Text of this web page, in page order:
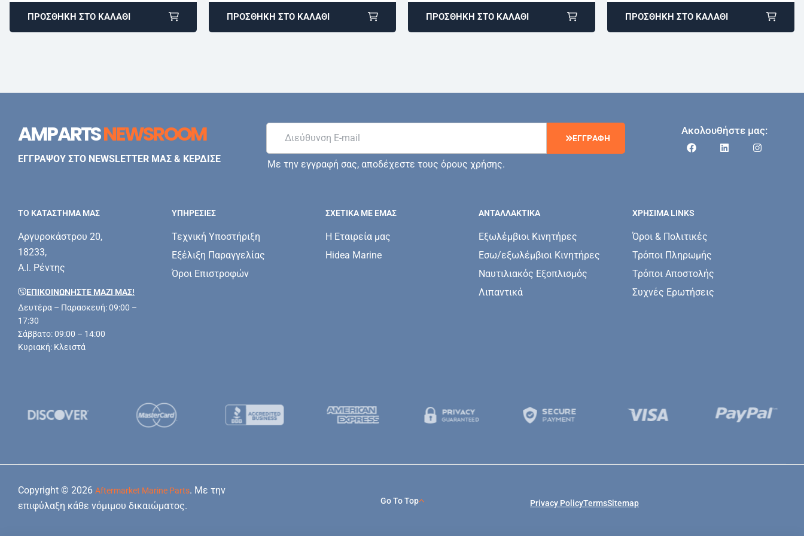
ΠΡΟΣΘΉΚΗ ΣΤΟ ΚΑΛΆΘΙ ΠΡΟΣΘΉΚΗ ΣΤΟ ΚΑΛΆΘΙ ΠΡΟΣΘΉΚΗ ΣΤΟ ΚΑΛΆΘΙ ΠΡΟΣΘΉΚΗ ΣΤΟ ΚΑΛΆΘΙ
AMPARTSNEWSROOM
ΕΓΓΡΑΨΟΥ ΣΤΟ NEWSLETTER ΜΑΣ & ΚΕΡΔΙΣΕ
ΕΓΓΡΑΦΗ
Με την εγγραφή σας, αποδέχεστε τους όρους χρήσης.
Ακολουθήστε μας:
ΤΟ ΚΑΤΑΣΤΗΜΑ ΜΑΣ
Αργυροκάστρου 20,
18233,
Α.Ι. Ρέντης
ΕΠΙΚΟΙΝΩΝΗΣΤΕ ΜΑΖΊ ΜΑΣ!
Δευτέρα – Παρασκευή: 09:00 –
17:30
Σάββατο: 09:00 – 14:00
Κυριακή: Κλειστά
ΥΠΗΡΕΣΊΕΣ
Τεχνική Υποστήριξη
Εξέλιξη Παραγγελίας
Όροι Επιστροφών
ΣΧΕΤΙΚΆ ΜΕ ΕΜΆΣ
Η Εταιρεία μας
Hidea Marine
ΑΝΤΑΛΛΑΚΤΙΚΑ
Εξωλέμβιοι Κινητήρες
Εσω/εξωλέμβιοι Κινητήρες
Ναυτιλιακός Εξοπλισμός
Λιπαντικά
ΧΡΗΣΙΜΑ LINKS
Όροι & Πολιτικές
Τρόποι Πληρωμής
Τρόποι Αποστολής
Συχνές Ερωτήσεις
Copyright © 2026 Aftermarket Marine Parts. Με την
επιφύλαξη κάθε νόμιμου δικαιώματος.
Go To Top Privacy PolicyTermsSitemap